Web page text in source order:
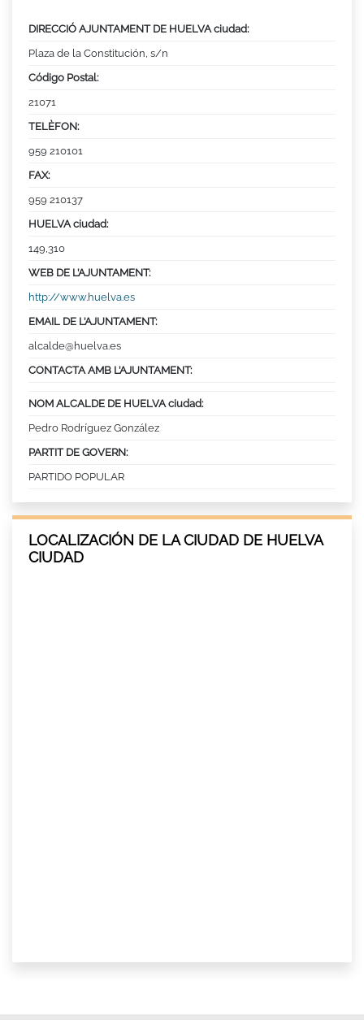
DIRECCIÓ AJUNTAMENT DE HUELVA ciudad:
Plaza de la Constitución, s/n
Código Postal:
21071
TELÈFON:
959 210101
FAX:
959 210137
HUELVA ciudad:
149,310
WEB DE L’AJUNTAMENT:
http://www.huelva.es
EMAIL DE L’AJUNTAMENT:
alcalde@huelva.es
CONTACTA AMB L’AJUNTAMENT:
NOM ALCALDE DE HUELVA ciudad:
Pedro Rodríguez González
PARTIT DE GOVERN:
PARTIDO POPULAR
LOCALIZACIÓN DE LA CIUDAD DE HUELVA
CIUDAD